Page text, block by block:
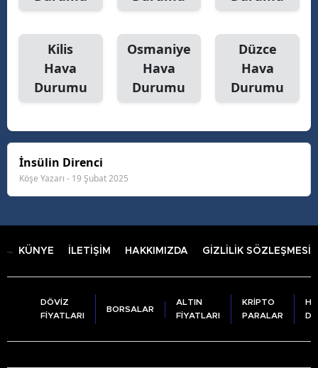
Kilis
Hava
Durumu
Osmaniye
Hava
Durumu
Düzce
Hava
Durumu
İnsülin Direnci
Köşe Yazarı - 19 Şubat 2025
KÜNYE İLETİŞİM HAKKIMIZDA GİZLİLİK SÖZLEŞMESİ
DÖVİZ
FİYATLARI
BORSALAR
ALTIN
FİYATLARI
KRİPTO
PARALAR